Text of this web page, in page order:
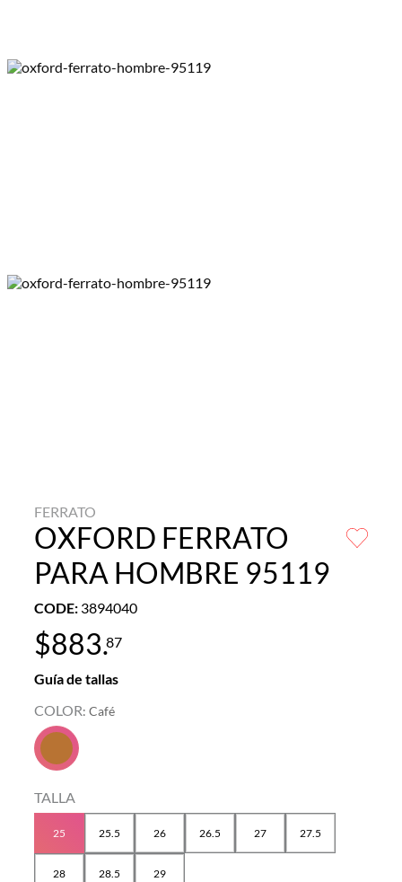
FERRATO
OXFORD FERRATO
PARA HOMBRE 95119
CODE: 3894040
$883.87
Guía de tallas
COLOR: Café
TALLA
25 25.5 26 26.5 27 27.5
28 28.5 29